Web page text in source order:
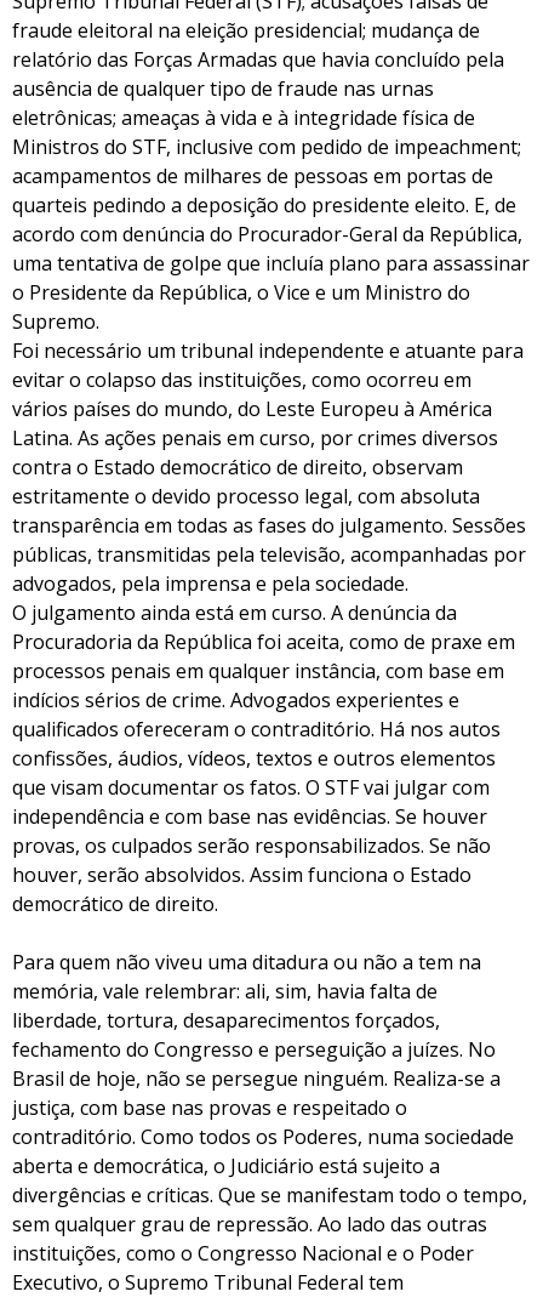
fraude eleitoral na eleição presidencial; mudança de
relatório das Forças Armadas que havia concluído pela
ausência de qualquer tipo de fraude nas urnas
eletrônicas; ameaças à vida e à integridade física de
Ministros do STF, inclusive com pedido de impeachment;
acampamentos de milhares de pessoas em portas de
quarteis pedindo a deposição do presidente eleito. E, de
acordo com denúncia do Procurador-Geral da República,
uma tentativa de golpe que incluía plano para assassinar
o Presidente da República, o Vice e um Ministro do
Supremo.
Foi necessário um tribunal independente e atuante para
evitar o colapso das instituições, como ocorreu em
vários países do mundo, do Leste Europeu à América
Latina. As ações penais em curso, por crimes diversos
contra o Estado democrático de direito, observam
estritamente o devido processo legal, com absoluta
transparência em todas as fases do julgamento. Sessões
públicas, transmitidas pela televisão, acompanhadas por
advogados, pela imprensa e pela sociedade.
O julgamento ainda está em curso. A denúncia da
Procuradoria da República foi aceita, como de praxe em
processos penais em qualquer instância, com base em
indícios sérios de crime. Advogados experientes e
qualificados ofereceram o contraditório. Há nos autos
confissões, áudios, vídeos, textos e outros elementos
que visam documentar os fatos. O STF vai julgar com
independência e com base nas evidências. Se houver
provas, os culpados serão responsabilizados. Se não
houver, serão absolvidos. Assim funciona o Estado
democrático de direito.
Para quem não viveu uma ditadura ou não a tem na
memória, vale relembrar: ali, sim, havia falta de
liberdade, tortura, desaparecimentos forçados,
fechamento do Congresso e perseguição a juízes. No
Brasil de hoje, não se persegue ninguém. Realiza-se a
justiça, com base nas provas e respeitado o
contraditório. Como todos os Poderes, numa sociedade
aberta e democrática, o Judiciário está sujeito a
divergências e críticas. Que se manifestam todo o tempo,
sem qualquer grau de repressão. Ao lado das outras
instituições, como o Congresso Nacional e o Poder
Executivo, o Supremo Tribunal Federal tem